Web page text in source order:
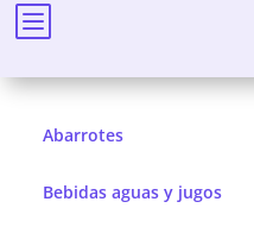
b
Abarrotes
Bebidas aguas y jugos